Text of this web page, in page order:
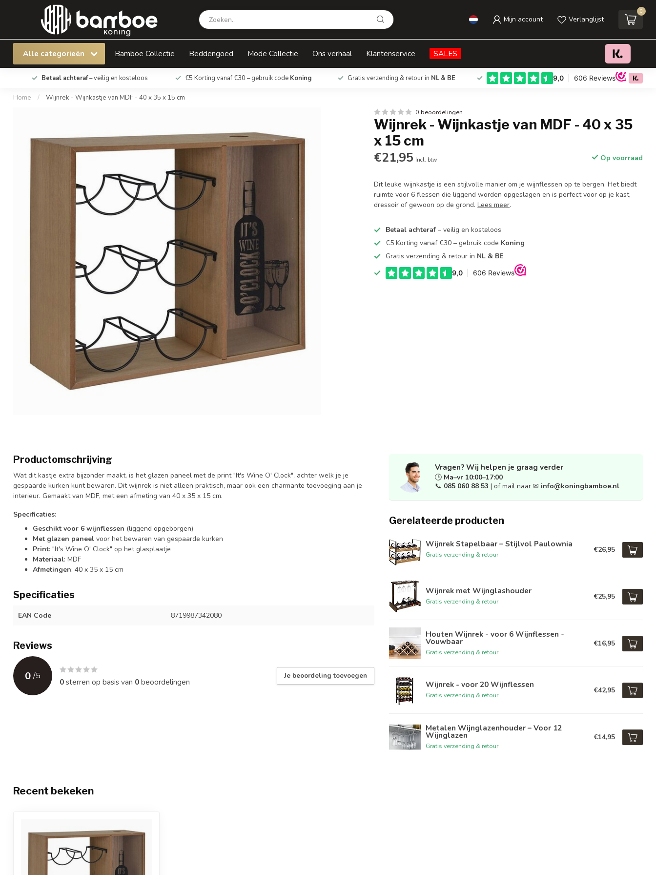
Mijn account Verlanglijst
0
Alle categorieën Bamboe Collectie Beddengoed Mode Collectie Ons verhaal Klantenservice SALES
Betaal achteraf– veilig en kosteloos €5 Korting vanaf €30 – gebruik code Koning Gratis verzending & retour in NL & BE
Home / Wijnrek - Wijnkastje van MDF - 40 x 35 x 15 cm
Wijnrek - Wijnkastje van MDF - 40 x 35 x 15 cm Toevoegen aan winkelwagen
0 beoordelingen
Wijnrek - Wijnkastje van MDF - 40 x 35
x 15 cm
€21,95 Incl. btw Op voorraad
Dit leuke wijnkastje is een stijlvolle manier om je wijnflessen op te bergen. Het biedt
ruimte voor 6 flessen die liggend worden opgeslagen en is perfect voor op je kast,
dressoir of gewoon op de grond.Lees meer.
Betaal achteraf – veilig en kosteloos
€5 Korting vanaf €30 – gebruik code Koning
Gratis verzending & retour in NL & BE
Productomschrijving
Wat dit kastje extra bijzonder maakt, is het glazen paneel met de print "It's Wine O' Clock", achter welk je je
gespaarde kurken kunt bewaren. Dit wijnrek is niet alleen praktisch, maar ook een charmante toevoeging aan je
interieur. Gemaakt van MDF, met een afmeting van 40 x 35 x 15 cm.
Specificaties:
Geschikt voor 6 wijnflessen (liggend opgeborgen)
Met glazen paneel voor het bewaren van gespaarde kurken
Print: "It's Wine O' Clock" op het glasplaatje
Materiaal: MDF
Afmetingen: 40 x 35 x 15 cm
Specificaties
EAN Code 8719987342080
Reviews
0 /5
0sterren op basis van 0beoordelingen
Je beoordeling toevoegen
Vragen? Wij helpen je graag verder
🕒 Ma–vr 10:00–17:00
📞 085 060 88 53 | of mail naar ✉ info@koningbamboe.nl
Gerelateerde producten
Wijnrek Stapelbaar – Stijlvol Paulownia
Gratis verzending & retour
€26,95
Wijnrek met Wijnglashouder
Gratis verzending & retour
€25,95
Houten Wijnrek - voor 6 Wijnflessen -
Vouwbaar
Gratis verzending & retour
€16,95
Wijnrek - voor 20 Wijnflessen
Gratis verzending & retour
€42,95
Metalen Wijnglazenhouder – Voor 12
Wijnglazen
Gratis verzending & retour
€14,95
Recent bekeken